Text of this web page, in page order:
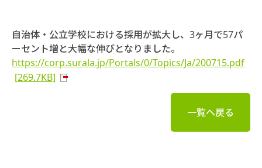
自治体・公立学校における採用が拡大し、3ヶ月で57パ
ーセント増と大幅な伸びとなりました。
https://corp.surala.jp/Portals/0/Topics/Ja/200715.pdf
[269.7KB]
一覧へ戻る